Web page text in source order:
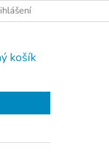
košík